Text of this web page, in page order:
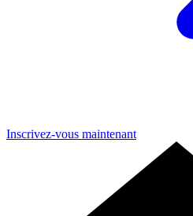
Inscrivez-vous maintenant